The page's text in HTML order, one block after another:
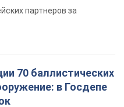
партнеров за
70 баллистических
в Госдепе